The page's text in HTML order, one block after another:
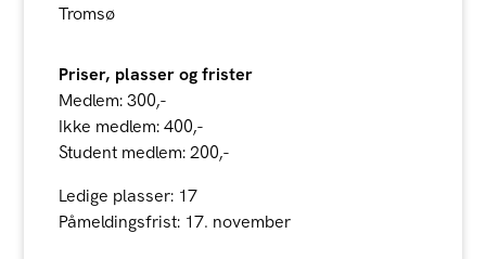
Tromsø
Priser, plasser og frister
Medlem: 300,-
Ikke medlem: 400,-
Student medlem: 200,-
Ledige plasser: 17
Påmeldingsfrist: 17. november